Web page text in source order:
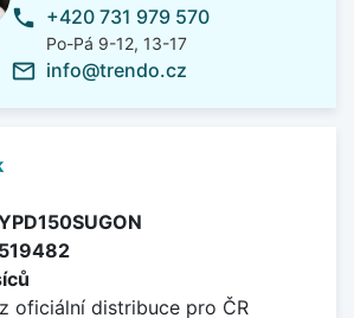
phone +420 731 979 570
Po-Pá 9-12, 13-17
mail_outline info@trendo.cz
oficiální distribuce pro ČR